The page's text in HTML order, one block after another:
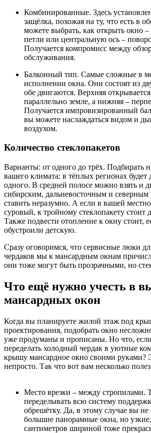
Комбинированные. Здесь
защёлка, похожая на ту, что есть в
можете выбрать, как открыть окно –
петли или центральную ось –
Получается компромисс между
обслуживания.
Балконный тип. Самые сложные в
исполнении окна. Они состоят из
обе двигаются. Верхняя
параллельно земле, а нижняя –
Получается импровизированный
вы можете наслаждаться видом и
воздухом.
Количество стеклопакетов
Варианты: от одного до трёх. Подбирать
вашего климата: в тёплых регионах будет
одного. В средней полосе можно взять и
сибирским, дальневосточным и северным
ставить неразумно. А если в вашей
суровый, к тройному стеклопакету стоит
Также подвести отопление к окну стоит,
обустроили детскую.
Сразу оговоримся, что сервисные люки
чердаков мы к мансардным окнам
они тоже могут быть прозрачными, но
Что ещё нужно учесть в
мансардных окон
Когда вы планируете жилой этаж под
проектирования, подобрать окно
уже продуманы и прописаны. Но что,
переделать холодный чердак в уютные
крышу мансардное окно своими руками?
непросто. Так что вот вам несколько
Место врезки – между стропилами.
переделывать всю систему
обрешётку. Да, в этому случае вы не
большие панорамные окна, но
сантиметров шириной тоже